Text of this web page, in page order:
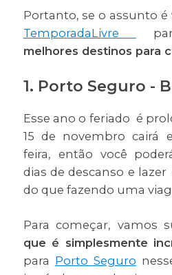
Portanto, se o assunto é
TemporadaLivre
melhores destinos para
1. Porto Seguro -
Esse ano o feriado é
15 de novembro cairá
feira, então você
dias de descanso e
do que fazendo uma
Para começar, vamos
que é simplesmente
para Porto Seguro